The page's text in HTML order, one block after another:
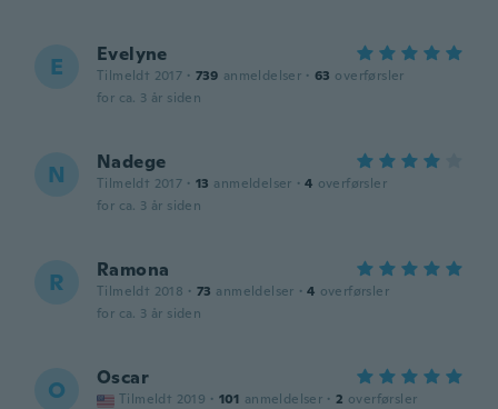
E Evelyne
Tilmeldt 2017 · 739 anmeldelser · 63 overførsler
for ca. 3 år siden
N Nadege
Tilmeldt 2017 · 13 anmeldelser · 4 overførsler
for ca. 3 år siden
R Ramona
Tilmeldt 2018 · 73 anmeldelser · 4 overførsler
for ca. 3 år siden
O Oscar
Tilmeldt 2019 · 101 anmeldelser · 2 overførsler